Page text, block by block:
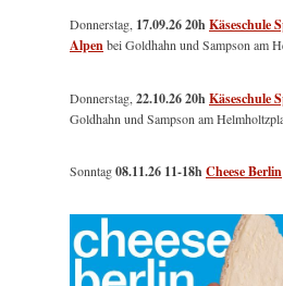
Donnerstag, 17.09.26 20hKäseschule
Alpenbei Goldhahn und Sampson am
Donnerstag, 22.10.26 20hKäseschule
Goldhahn und Sampson am
Sonntag08.11.26 11-18hCheese Berlin